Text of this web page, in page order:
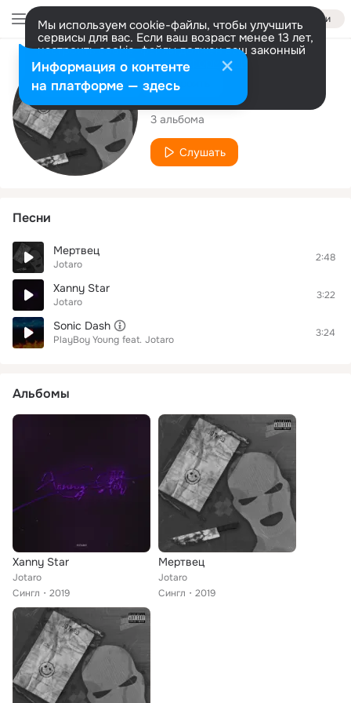
Войти
Мы используем cookie-файлы, чтобы улучшить
сервисы для вас. Если ваш возраст менее 13 лет,
настроить cookie-файлы должен ваш законный
представитель. Больше информации
Разрешить все Настроить
Исполнитель
Jotaro
3 альбома
Слушать
Песни
Мертвец
Jotaro
2:48
Xanny Star
Jotaro
3:22
Sonic Dash
PlayBoy Young feat. Jotaro
3:24
Альбомы
Xanny Star
Jotaro
Сингл
2019
Мертвец
Jotaro
Сингл
2019
Информация о контенте
на платформе — здесь